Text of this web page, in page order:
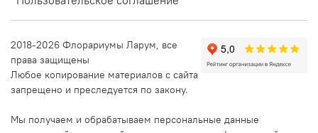
2018-2026 Флорариумы Ларум, все
права защищены
Любое копирование материалов с сайта
запрещено и преследуется по закону.
Мы получаем и обрабатываем персональные данные